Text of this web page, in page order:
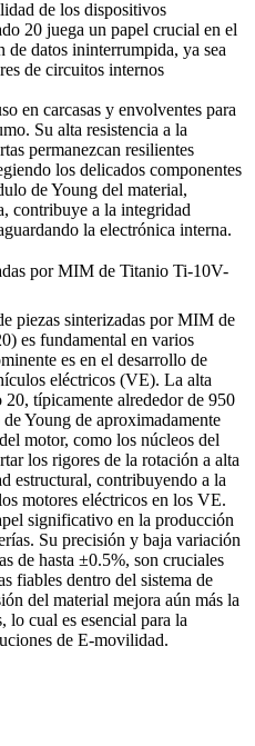
de los dispositivos
20 juega un papel crucial en el
de datos ininterrumpida, ya sea
de circuitos internos
en carcasas y envolventes para
Su alta resistencia a la
permanezcan resilientes
los delicados componentes
de Young del material,
contribuye a la integridad
la electrónica interna.
por MIM de Titanio Ti-10V-
piezas sinterizadas por MIM de
es fundamental en varios
es en el desarrollo de
eléctricos (VE). La alta
típicamente alrededor de 950
Young de aproximadamente
motor, como los núcleos del
los rigores de la rotación a alta
estructural, contribuyendo a la
motores eléctricos en los VE.
significativo en la producción
Su precisión y baja variación
de hasta ±0.5%, son cruciales
fiables dentro del sistema de
del material mejora aún más la
lo cual es esencial para la
de E-movilidad.